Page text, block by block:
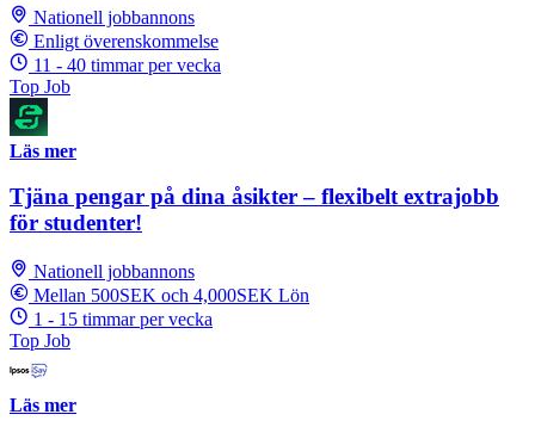
Nationell jobbannons
Enligt överenskommelse
11 - 40 timmar per vecka
Top Job
Läs mer
Tjäna pengar på dina åsikter – flexibelt extrajobb
för studenter!
Nationell jobbannons
Mellan 500SEK och 4,000SEK Lön
1 - 15 timmar per vecka
Top Job
Läs mer